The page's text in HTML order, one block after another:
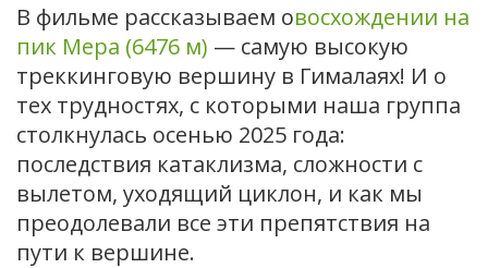
В фильме рассказываем овосхождении на
пик Мера (6476 м) — самую высокую
треккинговую вершину в Гималаях! И о
тех трудностях, с которыми наша группа
столкнулась осенью 2025 года:
последствия катаклизма, сложности с
вылетом, уходящий циклон, и как мы
преодолевали все эти препятствия на
пути к вершине.